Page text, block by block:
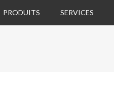
PRODUITS SERVICES